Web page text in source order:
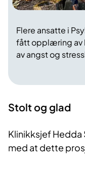
Flere ansatte i
fått opplæring av
av angst og
​Stolt og ​​​glad
Klinikksjef
med at dette